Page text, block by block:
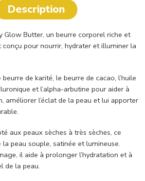
Description
Glow Butter, un beurre corporel riche et
pour nourrir, hydrater et illuminer la
de karité, le beurre de cacao, l’huile
et l’alpha-arbutine pour aider à
améliorer l’éclat de la peau et lui apporter
aux peaux sèches à très sèches, ce
peau souple, satinée et lumineuse.
il aide à prolonger l’hydratation et à
de la peau.